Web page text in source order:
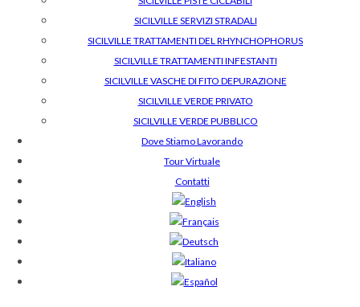
SICILVILLE SERVIZI STRADALI
SICILVILLE TRATTAMENTI DEL RHYNCHOPHORUS
SICILVILLE TRATTAMENTI INFESTANTI
SICILVILLE VASCHE DI FITO DEPURAZIONE
SICILVILLE VERDE PRIVATO
SICILVILLE VERDE PUBBLICO
Dove Stiamo Lavorando
Tour Virtuale
Contatti